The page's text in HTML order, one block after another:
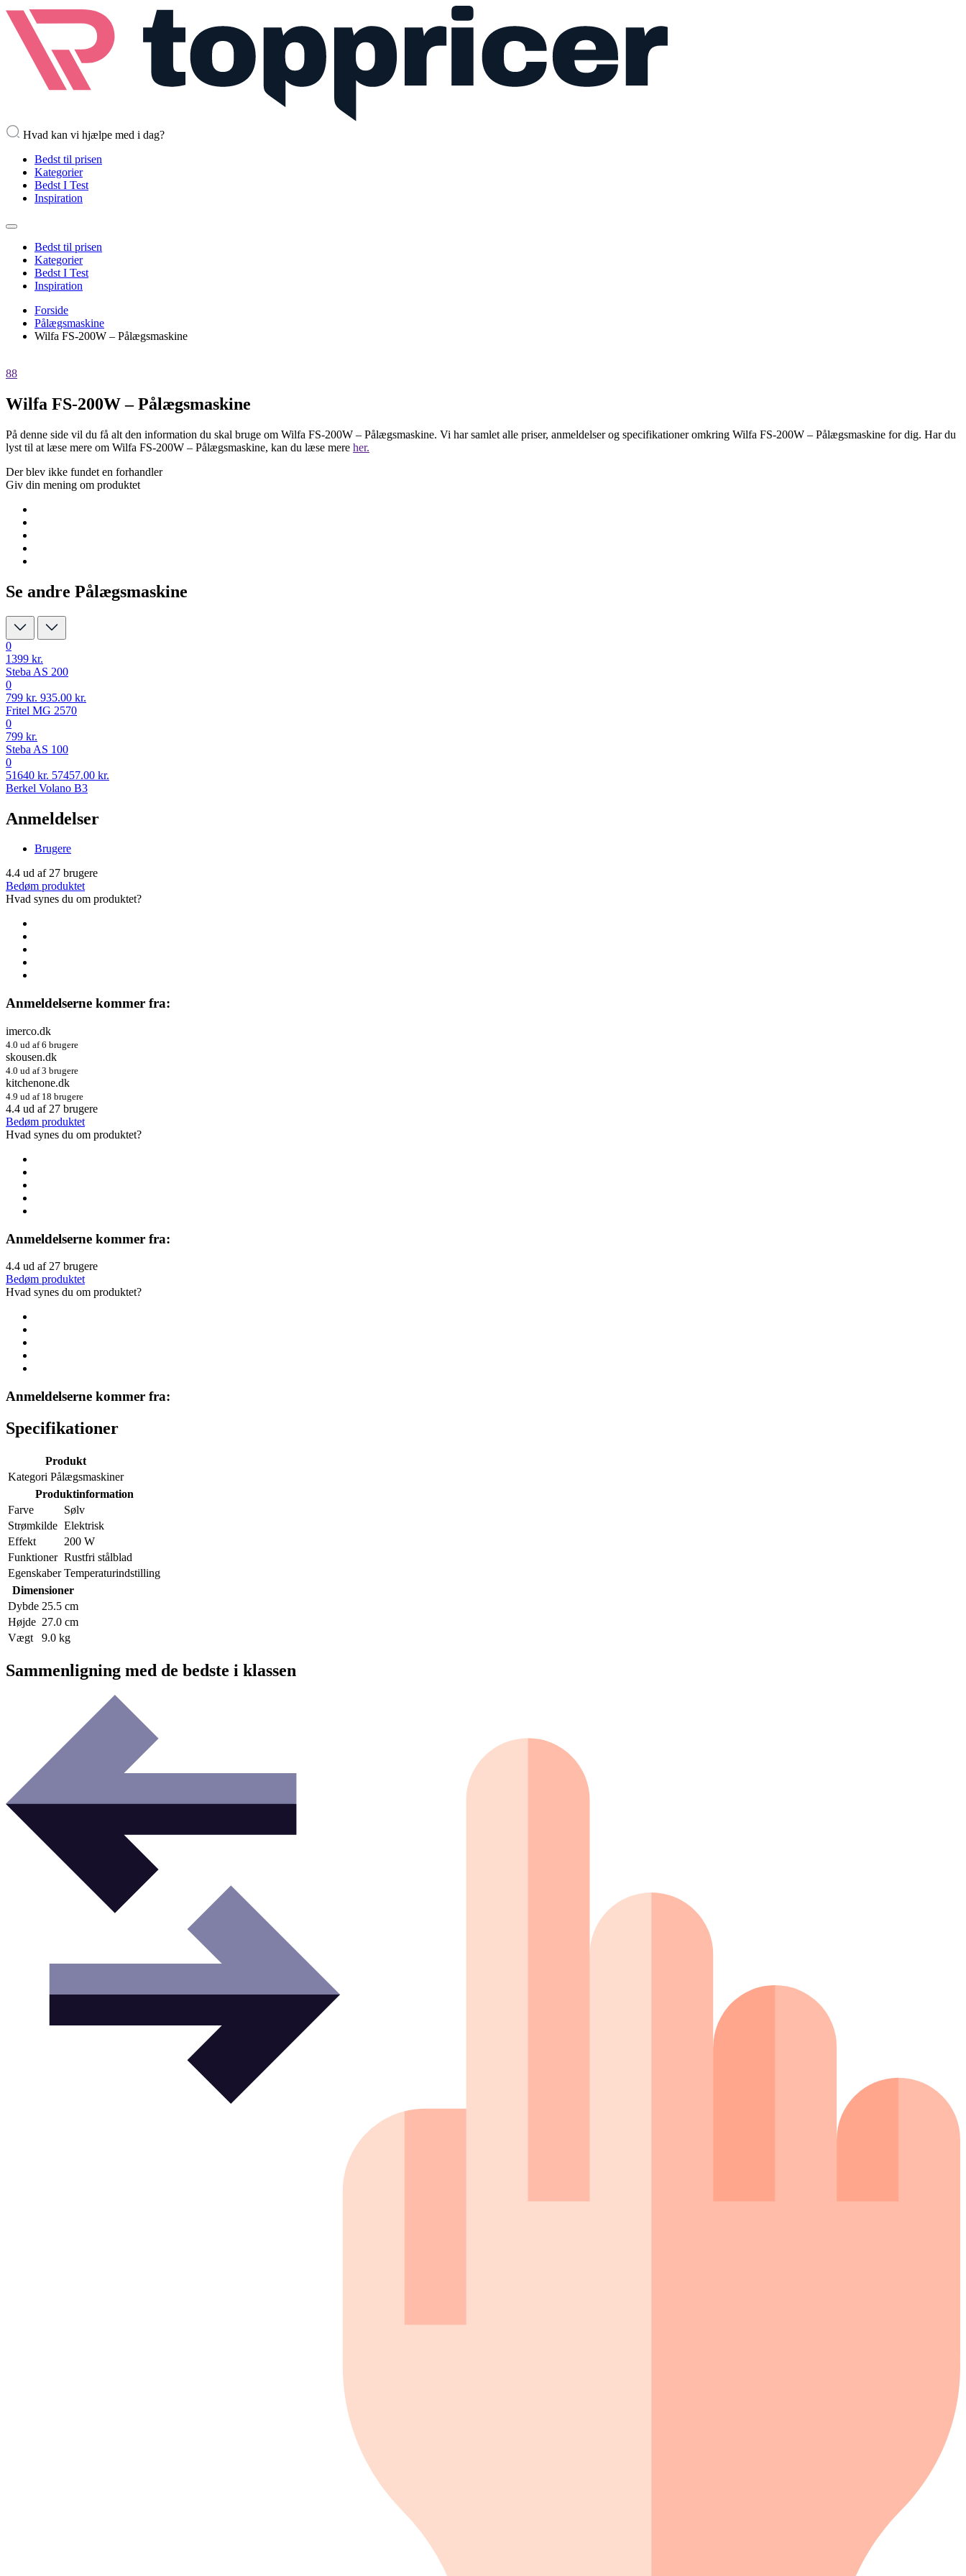
Hvad kan vi hjælpe med i dag?
Bedst til prisen
Kategorier
Bedst I Test
Inspiration
Bedst til prisen
Kategorier
Bedst I Test
Inspiration
Forside
Pålægsmaskine
Wilfa FS-200W – Pålægsmaskine
88
Wilfa FS-200W – Pålægsmaskine
På denne side vil du få alt den information du skal bruge om Wilfa FS-200W – Pålægsmaskine. Vi har samlet alle priser, anmeldelser og specifikationer omkring Wilfa FS-200W – Pålægsmaskine for dig. Har du
lyst til at læse mere om Wilfa FS-200W – Pålægsmaskine, kan du læse mere her.
Der blev ikke fundet en forhandler
Giv din mening om produktet
Se andre Pålægsmaskine
0
1399 kr.
Steba AS 200
0
799 kr. 935.00 kr.
Fritel MG 2570
0
799 kr.
Steba AS 100
0
51640 kr. 57457.00 kr.
Berkel Volano B3
Anmeldelser
Brugere
4.4 ud af27 brugere
Bedøm produktet
Hvad synes du om produktet?
Anmeldelserne kommer fra:
imerco.dk
4.0 ud af 6 brugere
skousen.dk
4.0 ud af 3 brugere
kitchenone.dk
4.9 ud af 18 brugere
4.4 ud af 27 brugere
Bedøm produktet
Hvad synes du om produktet?
Anmeldelserne kommer fra:
4.4 ud af 27 brugere
Bedøm produktet
Hvad synes du om produktet?
Anmeldelserne kommer fra:
Specifikationer
Produkt
Kategori Pålægsmaskiner
Produktinformation
Farve
Sølv
Strømkilde Elektrisk
Effekt
200 W
Funktioner Rustfri stålblad
Egenskaber Temperaturindstilling
Dimensioner
Dybde 25.5 cm
Højde 27.0 cm
Vægt
9.0 kg
Sammenligning med de bedste i klassen